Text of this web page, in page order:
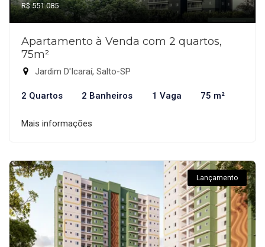
R$ 551.085
Apartamento à Venda com 2 quartos,
75m²
Jardim D'Icaraí, Salto-SP
2 Quartos 2 Banheiros 1 Vaga 75 m²
Mais informações
Lançamento